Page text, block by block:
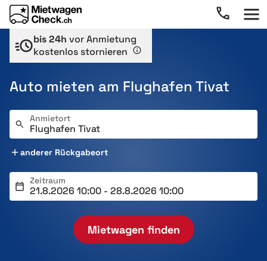
bis 24h vor Anmietung
kostenlos stornieren
Auto mieten am Flughafen Tivat
Anmietort
anderer Rückgabeort
Zeitraum
Mietwagen finden